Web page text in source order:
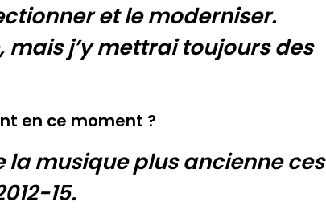
et le moderniser.
mais j’y mettrai toujours des
en ce moment ?
la musique plus ancienne ces
15.